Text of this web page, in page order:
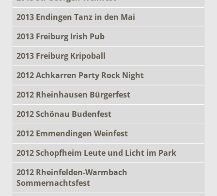
2013 Endingen Tanz in den Mai
2013 Freiburg Irish Pub
2013 Freiburg Kripoball
2012 Achkarren Party Rock Night
2012 Rheinhausen Bürgerfest
2012 Schönau Budenfest
2012 Emmendingen Weinfest
2012 Schopfheim Leute und Licht im Park
2012 Rheinfelden-Warmbach
Sommernachtsfest